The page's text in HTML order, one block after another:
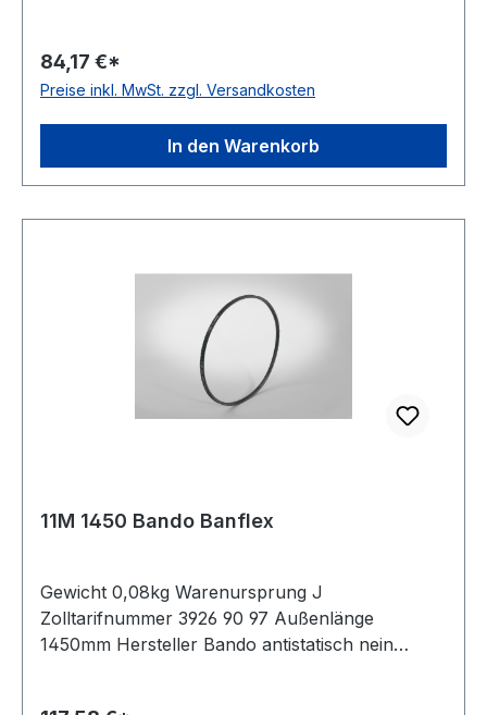
84,17 €*
Preise inkl. MwSt. zzgl. Versandkosten
In den Warenkorb
11M 1450 Bando Banflex
Gewicht 0,08kg Warenursprung J
Zolltarifnummer 3926 90 97 Außenlänge
1450mm Hersteller Bando antistatisch nein